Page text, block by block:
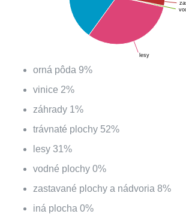
lesy
orná pôda 9%
vinice 2%
záhrady 1%
trávnaté plochy 52%
lesy 31%
vodné plochy 0%
zastavané plochy a nádvoria 8%
iná plocha 0%